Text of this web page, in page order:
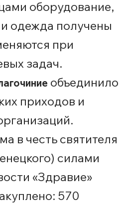
оборудование,
одежда получены
при
задач.
объединило
приходов и
в честь святителя
силами
«Здравие»
570